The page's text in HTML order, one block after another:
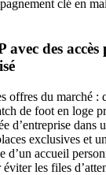
clé en
avec des
offres du marché :
de foot en loge
d’entreprise dans
exclusives et
d’un accueil
les files